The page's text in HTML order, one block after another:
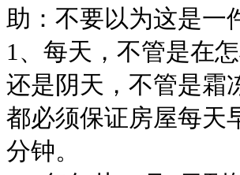
助：不要以为这是一
1、每天，不管是在
还是阴天，不管是霜
都必须保证房屋每天
分钟。